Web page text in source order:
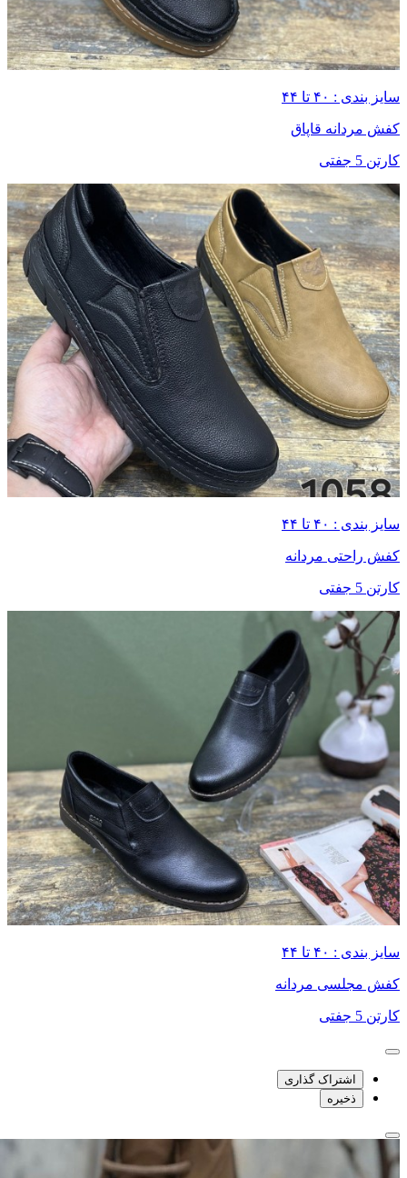
سایز بندی : ۴۰ تا ۴۴
کفش مردانه قاپاق
کارتن 5 جفتی
سایز بندی : ۴۰ تا ۴۴
کفش راحتی مردانه
کارتن 5 جفتی
سایز بندی : ۴۰ تا ۴۴
کفش مجلسی مردانه
کارتن 5 جفتی
اشتراک گذاری
ذخیره